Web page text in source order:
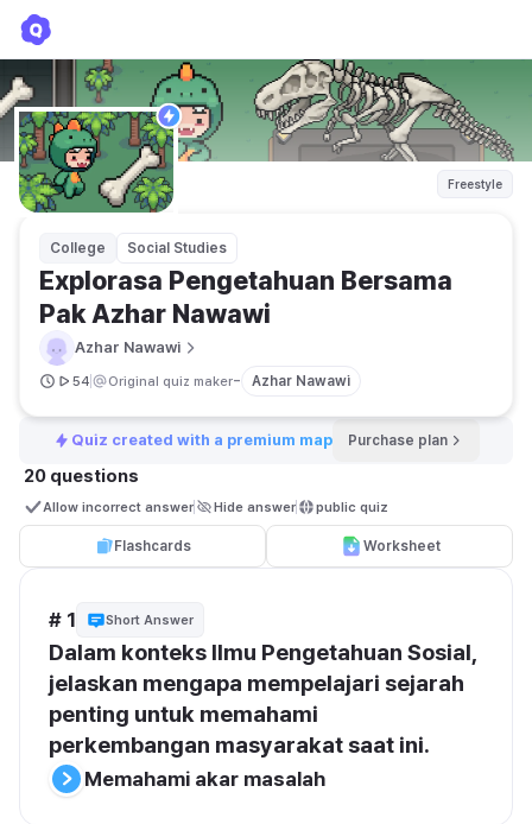
Freestyle
College Social Studies
Explorasa Pengetahuan Bersama
Pak Azhar Nawawi
Azhar Nawawi
54 Original quiz maker- Azhar Nawawi
Quiz created with a premium map Purchase plan
20 questions
Allow incorrect answer Hide answer public quiz
Flashcards Worksheet
# 1 Short Answer
Dalam konteks Ilmu Pengetahuan Sosial,
jelaskan mengapa mempelajari sejarah
penting untuk memahami
perkembangan masyarakat saat ini.
Memahami akar masalah